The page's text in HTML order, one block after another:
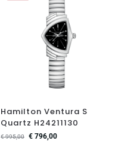
Hamilton Ventura S
Quartz H24211130
€995,00 € 796,00